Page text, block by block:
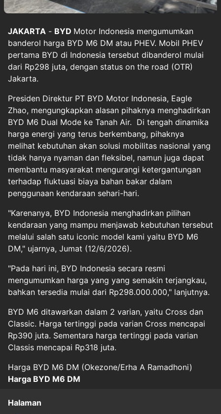
JAKARTA - BYD Motor Indonesia mengumumkan
banderol harga BYD M6 DM atau PHEV. Mobil PHEV
pertama BYD di Indonesia tersebut dibanderol mulai
dari Rp298 juta, dengan status on the road (OTR)
Jakarta.
Presiden Direktur PT BYD Motor Indonesia, Eagle
Zhao, mengungkapkan alasan pihaknya menghadirkan
BYD M6 Dual Mode ke Tanah Air. Di tengah dinamika
harga energi yang terus berkembang, pihaknya
melihat kebutuhan akan solusi mobilitas nasional yang
tidak hanya nyaman dan fleksibel, namun juga dapat
membantu masyarakat mengurangi ketergantungan
terhadap fluktuasi biaya bahan bakar dalam
penggunaan kendaraan sehari-hari.
"Karenanya, BYD Indonesia menghadirkan pilihan
kendaraan yang mampu menjawab kebutuhan tersebut
melalui salah satu iconic model kami yaitu BYD M6
DM," ujarnya, Jumat (12/6/2026).
"Pada hari ini, BYD Indonesia secara resmi
mengumumkan harga yang yang semakin terjangkau,
bahkan tersedia mulai dari Rp298.000.000," lanjutnya.
BYD M6 ditawarkan dalam 2 varian, yaitu Cross dan
Classic. Harga tertinggi pada varian Cross mencapai
Rp390 juta. Sementara harga tertinggi pada varian
Classis mencapai Rp318 juta.
Harga BYD M6 DM (Okezone/Erha A Ramadhoni)
Harga BYD M6 DM
Halaman